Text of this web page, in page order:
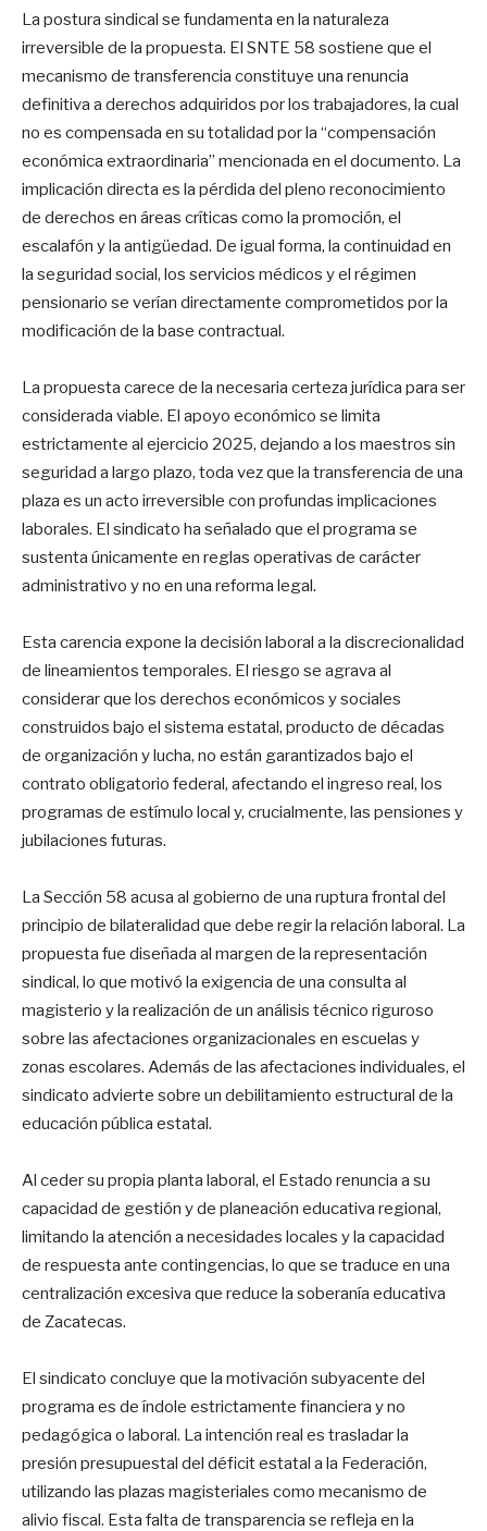
La postura sindical se fundamenta en la naturaleza
irreversible de la propuesta. El SNTE 58 sostiene que el
mecanismo de transferencia constituye una renuncia
definitiva a derechos adquiridos por los trabajadores, la cual
no es compensada en su totalidad por la “compensación
económica extraordinaria” mencionada en el documento. La
implicación directa es la pérdida del pleno reconocimiento
de derechos en áreas críticas como la promoción, el
escalafón y la antigüedad. De igual forma, la continuidad en
la seguridad social, los servicios médicos y el régimen
pensionario se verían directamente comprometidos por la
modificación de la base contractual.
La propuesta carece de la necesaria certeza jurídica para ser
considerada viable. El apoyo económico se limita
estrictamente al ejercicio 2025, dejando a los maestros sin
seguridad a largo plazo, toda vez que la transferencia de una
plaza es un acto irreversible con profundas implicaciones
laborales. El sindicato ha señalado que el programa se
sustenta únicamente en reglas operativas de carácter
administrativo y no en una reforma legal.
Esta carencia expone la decisión laboral a la discrecionalidad
de lineamientos temporales. El riesgo se agrava al
considerar que los derechos económicos y sociales
construidos bajo el sistema estatal, producto de décadas
de organización y lucha, no están garantizados bajo el
contrato obligatorio federal, afectando el ingreso real, los
programas de estímulo local y, crucialmente, las pensiones y
jubilaciones futuras.
La Sección 58 acusa al gobierno de una ruptura frontal del
principio de bilateralidad que debe regir la relación laboral. La
propuesta fue diseñada al margen de la representación
sindical, lo que motivó la exigencia de una consulta al
magisterio y la realización de un análisis técnico riguroso
sobre las afectaciones organizacionales en escuelas y
zonas escolares. Además de las afectaciones individuales, el
sindicato advierte sobre un debilitamiento estructural de la
educación pública estatal.
Al ceder su propia planta laboral, el Estado renuncia a su
capacidad de gestión y de planeación educativa regional,
limitando la atención a necesidades locales y la capacidad
de respuesta ante contingencias, lo que se traduce en una
centralización excesiva que reduce la soberanía educativa
de Zacatecas.
El sindicato concluye que la motivación subyacente del
programa es de índole estrictamente financiera y no
pedagógica o laboral. La intención real es trasladar la
presión presupuestal del déficit estatal a la Federación,
utilizando las plazas magisteriales como mecanismo de
alivio fiscal. Esta falta de transparencia se refleja en la